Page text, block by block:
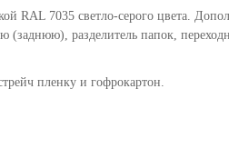
RAL 7035 светло-серого цвета.
разделитель папок,
пленку и гофрокартон.